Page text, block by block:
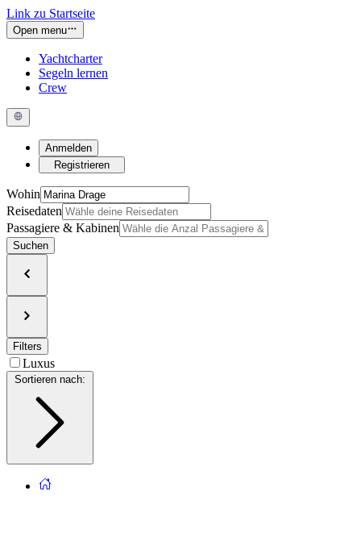
Link zu Startseite
Open menu
Yachtcharter
Segeln lernen
Crew
Anmelden
Registrieren
Wohin
Reisedaten
Passagiere & Kabinen
Suchen
Filters
Luxus
Sortieren nach